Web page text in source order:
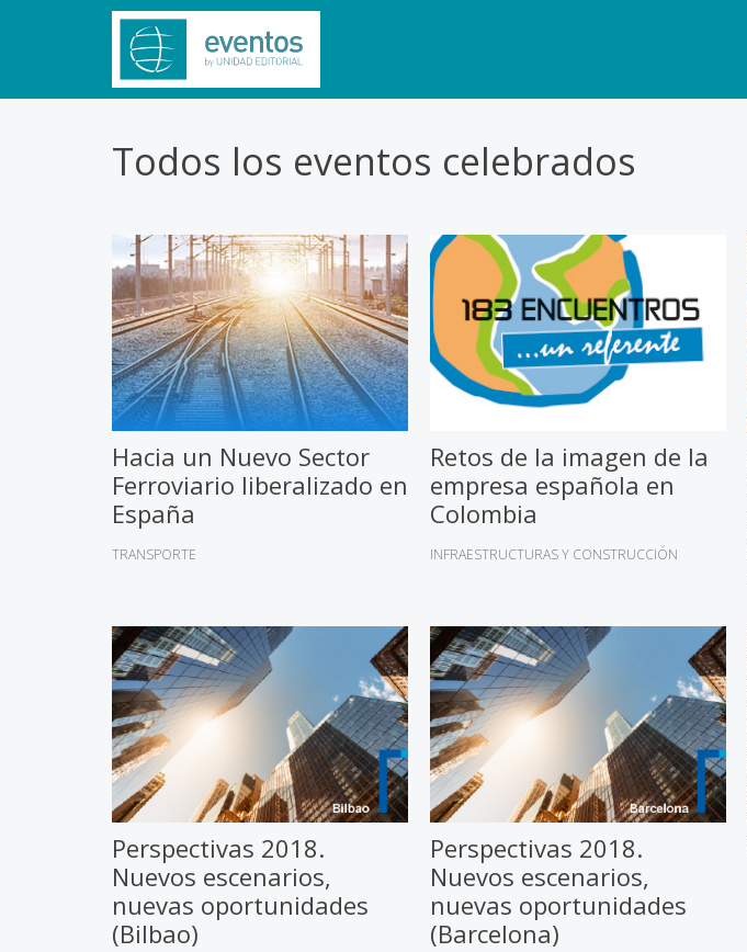
Todos los eventos celebrados
Hacia un Nuevo Sector
Ferroviario liberalizado en
España
TRANSPORTE
Retos de la imagen de la
empresa española en
Colombia
INFRAESTRUCTURAS Y CONSTRUCCIÓN
Perspectivas 2018.
Nuevos escenarios,
nuevas oportunidades
(Bilbao)
Perspectivas 2018.
Nuevos escenarios,
nuevas oportunidades
(Barcelona)